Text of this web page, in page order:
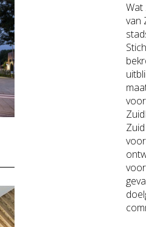
Wat
van